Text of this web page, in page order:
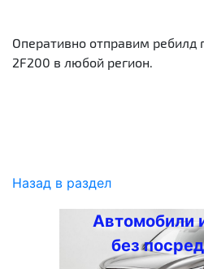
Оперативно отправим ребилд
2F200 в любой регион.
Назад в раздел
Автомобили
без